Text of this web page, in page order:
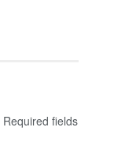
Required fields